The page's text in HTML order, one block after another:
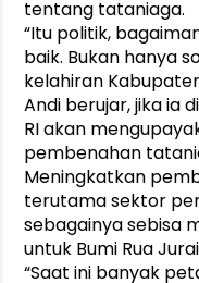
tentang tataniaga.
“Itu politik,
baik. Bukan hanya
kelahiran
Andi berujar, jika ia
RI akan
pembenahan
Meningkatkan
terutama sektor
sebagainya sebisa
untuk Bumi Rua
“Saat ini banyak